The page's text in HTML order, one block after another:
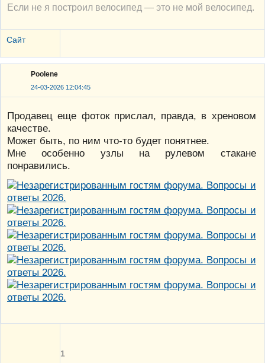
Если не я построил велосипед — это не мой велосипед.
Сайт
Poolene
24-03-2026 12:04:45
Продавец еще фоток прислал, правда, в хреновом
качестве.
Может быть, по ним что-то будет понятнее.
Мне особенно узлы на рулевом стакане
понравились.
1